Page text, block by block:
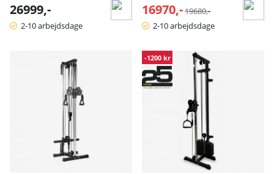
26999,-
2-10 arbejdsdage
16970,- Normalpris:
19680,-
2-10 arbejdsdage
-1200 kr